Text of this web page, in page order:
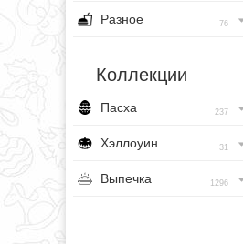
Разное 76
Коллекции
Пасха 237
Хэллоуин 31
Выпечка 1296